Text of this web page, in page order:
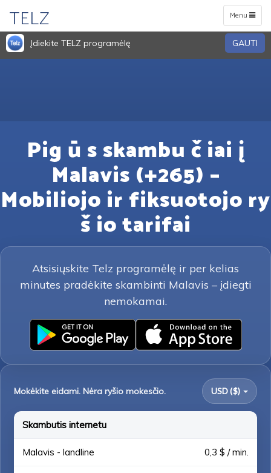
Toggle
navigation
Menu
TELZ
Įdiekite TELZ programėlę GAUTI
Pig ū s skambu č iai į
Malavis (+265) –
Mobiliojo ir fiksuotojo ry
š io tarifai
Atsisiųskite Telz programėlę ir per kelias
minutes pradėkite skambinti Malavis – įdiegti
nemokamai.
Mokėkite eidami. Nėra ryšio mokesčio. USD ($)
Skambutis internetu
Malavis - landline 0,3 $ / min.